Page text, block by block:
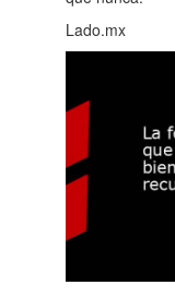
Lado.mx